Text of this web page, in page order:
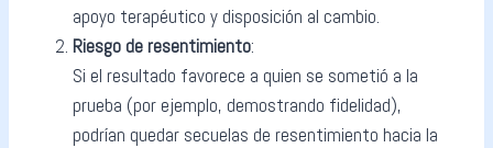
apoyo terapéutico y disposición al cambio.
Riesgo de resentimiento:
Si el resultado favorece a quien se sometió a la
prueba (por ejemplo, demostrando fidelidad),
podrían quedar secuelas de resentimiento hacia la